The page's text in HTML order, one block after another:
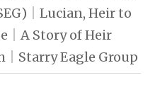
｜Lucian, Heir to
｜A Story of Heir
Starry Eagle Group